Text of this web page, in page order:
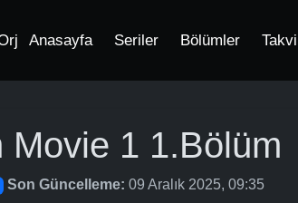
Anasayfa Seriler Bölümler
Movie 1 1.Bölüm
Son Güncelleme: 09 Aralık 2025, 09:35